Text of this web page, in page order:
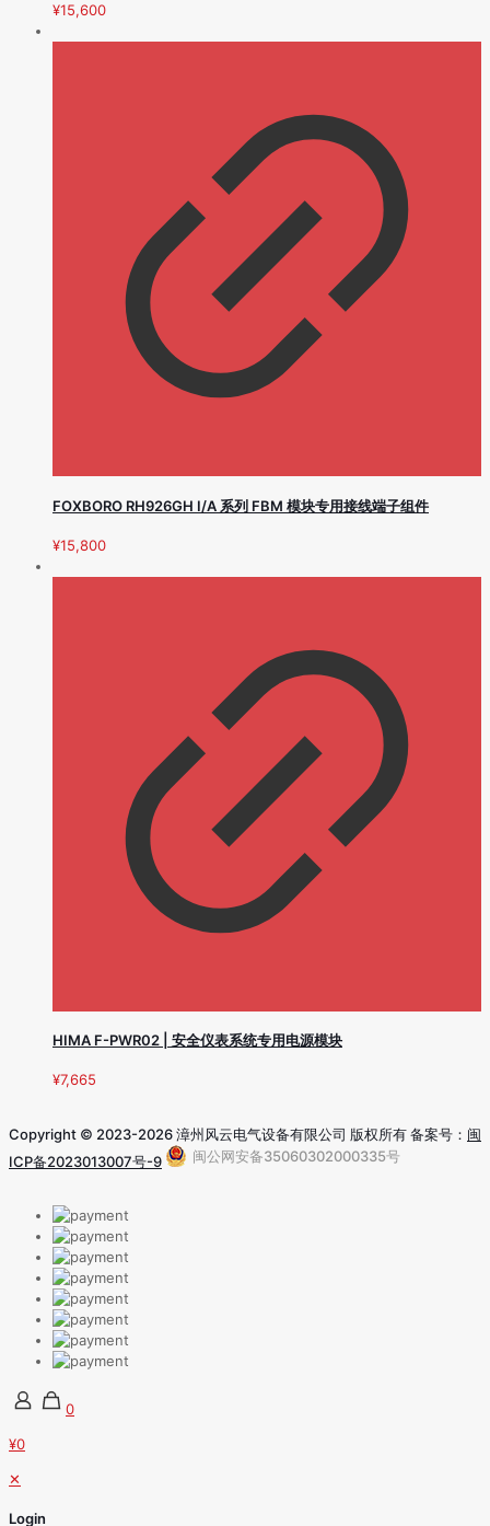
¥15,600
FOXBORO RH926GH I/A 系列 FBM 模块专用接线端子组件
¥15,800
HIMA F-PWR02 | 安全仪表系统专用电源模块
¥7,665
Copyright © 2023-2026 漳州风云电气设备有限公司 版权所有 备案号： 闽
ICP备2023013007号-9
闽公网安备35060302000335号
0
¥0
✕
Login